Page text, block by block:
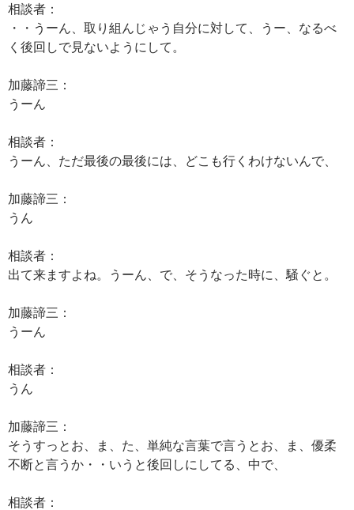
相談者：
・・うーん、取り組んじゃう自分に対して、うー、なるべ
く後回しで見ないようにして。
加藤諦三：
うーん
相談者：
うーん、ただ最後の最後には、どこも行くわけないんで、
加藤諦三：
うん
相談者：
出て来ますよね。うーん、で、そうなった時に、騒ぐと。
加藤諦三：
うーん
相談者：
うん
加藤諦三：
そうすっとお、ま、た、単純な言葉で言うとお、ま、優柔
不断と言うか・・いうと後回しにしてる、中で、
相談者：